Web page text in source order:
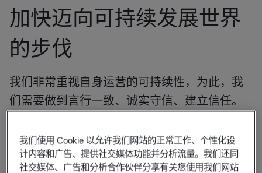
加快迈向可持续发展世界
的步伐
我们非常重视自身运营的可持续性，为此，我
们需要做到言行一致、诚实守信、建立信任。
我们使用 Cookie 以允许我们网站的正常工作、个性化设
计内容和广告、提供社交媒体功能并分析流量。我们还同
社交媒体、广告和分析合作伙伴分享有关您使用我们网站